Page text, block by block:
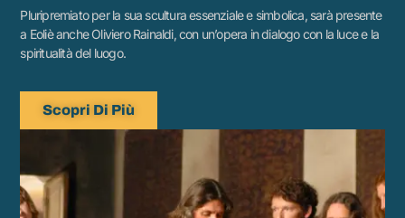
Pluripremiato per la sua scultura essenziale e simbolica, sarà presente
a Eoliè anche Oliviero Rainaldi, con un’opera in dialogo con la luce e la
spiritualità del luogo.
Scopri Di Più